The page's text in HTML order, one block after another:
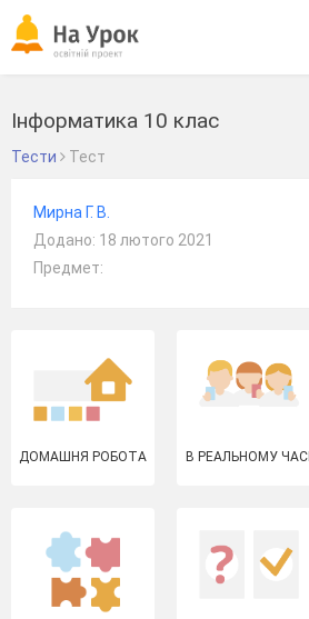
Інформатика 10 клас
Тести Тест
Мирна Г. В.
Додано: 18 лютого 2021
Предмет:
ДОМАШНЯ РОБОТА В РЕАЛЬНОМУ ЧАСІ